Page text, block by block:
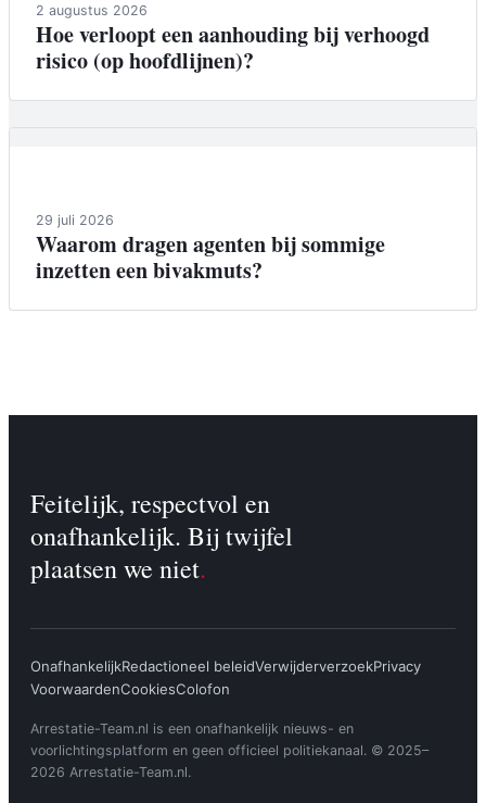
2 augustus 2026
Hoe verloopt een aanhouding bij verhoogd
risico (op hoofdlijnen)?
29 juli 2026
Waarom dragen agenten bij sommige
inzetten een bivakmuts?
Feitelijk, respectvol en
onafhankelijk. Bij twijfel
plaatsen we niet.
OnafhankelijkRedactioneel beleidVerwijderverzoekPrivacy
VoorwaardenCookiesColofon
Arrestatie-Team.nl is een onafhankelijk nieuws- en
voorlichtingsplatform en geen officieel politiekanaal. © 2025–
2026 Arrestatie-Team.nl.